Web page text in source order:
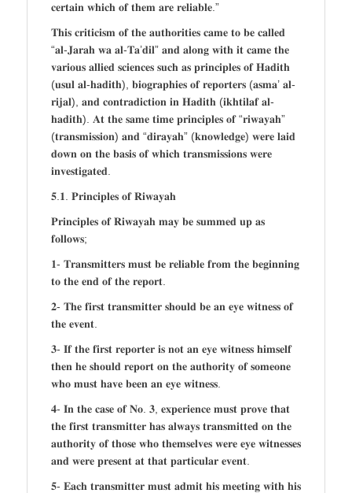
𝐜𝐞𝐫𝐭𝐚𝐢𝐧 𝐰𝐡𝐢𝐜𝐡 𝐨𝐟 𝐭𝐡𝐞𝐦 𝐚𝐫𝐞 𝐫𝐞𝐥𝐢𝐚𝐛𝐥𝐞.”
𝐓𝐡𝐢𝐬 𝐜𝐫𝐢𝐭𝐢𝐜𝐢𝐬𝐦 𝐨𝐟 𝐭𝐡𝐞 𝐚𝐮𝐭𝐡𝐨𝐫𝐢𝐭𝐢𝐞𝐬 𝐜𝐚𝐦𝐞 𝐭𝐨 𝐛𝐞 𝐜𝐚𝐥𝐥𝐞𝐝
“𝐚𝐥-𝐉𝐚𝐫𝐚𝐡 𝐰𝐚 𝐚𝐥-𝐓𝐚’𝐝𝐢𝐥” 𝐚𝐧𝐝 𝐚𝐥𝐨𝐧𝐠 𝐰𝐢𝐭𝐡 𝐢𝐭 𝐜𝐚𝐦𝐞 𝐭𝐡𝐞
𝐯𝐚𝐫𝐢𝐨𝐮𝐬 𝐚𝐥𝐥𝐢𝐞𝐝 𝐬𝐜𝐢𝐞𝐧𝐜𝐞𝐬 𝐬𝐮𝐜𝐡 𝐚𝐬 𝐩𝐫𝐢𝐧𝐜𝐢𝐩𝐥𝐞𝐬 𝐨𝐟 𝐇𝐚𝐝𝐢𝐭𝐡
(𝐮𝐬𝐮𝐥 𝐚𝐥-𝐡𝐚𝐝𝐢𝐭𝐡), 𝐛𝐢𝐨𝐠𝐫𝐚𝐩𝐡𝐢𝐞𝐬 𝐨𝐟 𝐫𝐞𝐩𝐨𝐫𝐭𝐞𝐫𝐬 (𝐚𝐬𝐦𝐚’ 𝐚𝐥-
𝐫𝐢𝐣𝐚𝐥), 𝐚𝐧𝐝 𝐜𝐨𝐧𝐭𝐫𝐚𝐝𝐢𝐜𝐭𝐢𝐨𝐧 𝐢𝐧 𝐇𝐚𝐝𝐢𝐭𝐡 (𝐢𝐤𝐡𝐭𝐢𝐥𝐚𝐟 𝐚𝐥-
𝐡𝐚𝐝𝐢𝐭𝐡). 𝐀𝐭 𝐭𝐡𝐞 𝐬𝐚𝐦𝐞 𝐭𝐢𝐦𝐞 𝐩𝐫𝐢𝐧𝐜𝐢𝐩𝐥𝐞𝐬 𝐨𝐟 “𝐫𝐢𝐰𝐚𝐲𝐚𝐡”
(𝐭𝐫𝐚𝐧𝐬𝐦𝐢𝐬𝐬𝐢𝐨𝐧) 𝐚𝐧𝐝 “𝐝𝐢𝐫𝐚𝐲𝐚𝐡” (𝐤𝐧𝐨𝐰𝐥𝐞𝐝𝐠𝐞) 𝐰𝐞𝐫𝐞 𝐥𝐚𝐢𝐝
𝐝𝐨𝐰𝐧 𝐨𝐧 𝐭𝐡𝐞 𝐛𝐚𝐬𝐢𝐬 𝐨𝐟 𝐰𝐡𝐢𝐜𝐡 𝐭𝐫𝐚𝐧𝐬𝐦𝐢𝐬𝐬𝐢𝐨𝐧𝐬 𝐰𝐞𝐫𝐞
𝐢𝐧𝐯𝐞𝐬𝐭𝐢𝐠𝐚𝐭𝐞𝐝.
𝟓.𝟏. 𝐏𝐫𝐢𝐧𝐜𝐢𝐩𝐥𝐞𝐬 𝐨𝐟 𝐑𝐢𝐰𝐚𝐲𝐚𝐡
𝐏𝐫𝐢𝐧𝐜𝐢𝐩𝐥𝐞𝐬 𝐨𝐟 𝐑𝐢𝐰𝐚𝐲𝐚𝐡 𝐦𝐚𝐲 𝐛𝐞 𝐬𝐮𝐦𝐦𝐞𝐝 𝐮𝐩 𝐚𝐬
𝐟𝐨𝐥𝐥𝐨𝐰𝐬;
𝟏- 𝐓𝐫𝐚𝐧𝐬𝐦𝐢𝐭𝐭𝐞𝐫𝐬 𝐦𝐮𝐬𝐭 𝐛𝐞 𝐫𝐞𝐥𝐢𝐚𝐛𝐥𝐞 𝐟𝐫𝐨𝐦 𝐭𝐡𝐞 𝐛𝐞𝐠𝐢𝐧𝐧𝐢𝐧𝐠
𝐭𝐨 𝐭𝐡𝐞 𝐞𝐧𝐝 𝐨𝐟 𝐭𝐡𝐞 𝐫𝐞𝐩𝐨𝐫𝐭.
𝟐- 𝐓𝐡𝐞 𝐟𝐢𝐫𝐬𝐭 𝐭𝐫𝐚𝐧𝐬𝐦𝐢𝐭𝐭𝐞𝐫 𝐬𝐡𝐨𝐮𝐥𝐝 𝐛𝐞 𝐚𝐧 𝐞𝐲𝐞 𝐰𝐢𝐭𝐧𝐞𝐬𝐬 𝐨𝐟
𝐭𝐡𝐞 𝐞𝐯𝐞𝐧𝐭.
𝟑- 𝐈𝐟 𝐭𝐡𝐞 𝐟𝐢𝐫𝐬𝐭 𝐫𝐞𝐩𝐨𝐫𝐭𝐞𝐫 𝐢𝐬 𝐧𝐨𝐭 𝐚𝐧 𝐞𝐲𝐞 𝐰𝐢𝐭𝐧𝐞𝐬𝐬 𝐡𝐢𝐦𝐬𝐞𝐥𝐟
𝐭𝐡𝐞𝐧 𝐡𝐞 𝐬𝐡𝐨𝐮𝐥𝐝 𝐫𝐞𝐩𝐨𝐫𝐭 𝐨𝐧 𝐭𝐡𝐞 𝐚𝐮𝐭𝐡𝐨𝐫𝐢𝐭𝐲 𝐨𝐟 𝐬𝐨𝐦𝐞𝐨𝐧𝐞
𝐰𝐡𝐨 𝐦𝐮𝐬𝐭 𝐡𝐚𝐯𝐞 𝐛𝐞𝐞𝐧 𝐚𝐧 𝐞𝐲𝐞 𝐰𝐢𝐭𝐧𝐞𝐬𝐬.
𝟒- 𝐈𝐧 𝐭𝐡𝐞 𝐜𝐚𝐬𝐞 𝐨𝐟 𝐍𝐨. 𝟑, 𝐞𝐱𝐩𝐞𝐫𝐢𝐞𝐧𝐜𝐞 𝐦𝐮𝐬𝐭 𝐩𝐫𝐨𝐯𝐞 𝐭𝐡𝐚𝐭
𝐭𝐡𝐞 𝐟𝐢𝐫𝐬𝐭 𝐭𝐫𝐚𝐧𝐬𝐦𝐢𝐭𝐭𝐞𝐫 𝐡𝐚𝐬 𝐚𝐥𝐰𝐚𝐲𝐬 𝐭𝐫𝐚𝐧𝐬𝐦𝐢𝐭𝐭𝐞𝐝 𝐨𝐧 𝐭𝐡𝐞
𝐚𝐮𝐭𝐡𝐨𝐫𝐢𝐭𝐲 𝐨𝐟 𝐭𝐡𝐨𝐬𝐞 𝐰𝐡𝐨 𝐭𝐡𝐞𝐦𝐬𝐞𝐥𝐯𝐞𝐬 𝐰𝐞𝐫𝐞 𝐞𝐲𝐞 𝐰𝐢𝐭𝐧𝐞𝐬𝐬𝐞𝐬
𝐚𝐧𝐝 𝐰𝐞𝐫𝐞 𝐩𝐫𝐞𝐬𝐞𝐧𝐭 𝐚𝐭 𝐭𝐡𝐚𝐭 𝐩𝐚𝐫𝐭𝐢𝐜𝐮𝐥𝐚𝐫 𝐞𝐯𝐞𝐧𝐭.
𝟓- 𝐄𝐚𝐜𝐡 𝐭𝐫𝐚𝐧𝐬𝐦𝐢𝐭𝐭𝐞𝐫 𝐦𝐮𝐬𝐭 𝐚𝐝𝐦𝐢𝐭 𝐡𝐢𝐬 𝐦𝐞𝐞𝐭𝐢𝐧𝐠 𝐰𝐢𝐭𝐡 𝐡𝐢𝐬